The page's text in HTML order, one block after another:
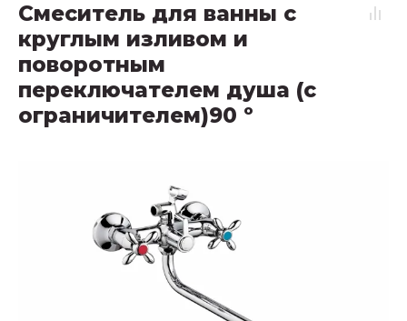
Смеситель для ванны с
круглым изливом и
поворотным
переключателем душа (с
ограничителем)90 º